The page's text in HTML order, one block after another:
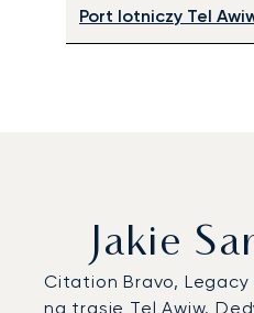
Port lotniczy Tel
Jakie
Citation Bravo, Legacy
na trasie Tel Awiw.